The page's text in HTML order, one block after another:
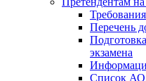
Требования
Перечень
экзамена
Список